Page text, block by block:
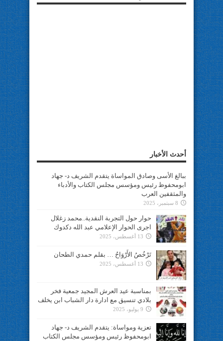
أحدث الأخبار
ببالغ الأسى وصادق المواساة يتقدم الشريف د- جهاد
ابومحفوظ رئيس ومؤسس مجلس الكتاب والأدباء
والمثقفين العرب
8 سبتمبر، 2025
حوار حول التجربة النقدية..محمد زغلال
اجرى الحوار الإعلامي عبد الله دكدوك
13 أغسطس، 2025
تَرْخُصُ الأَرْوَاحُ … بقلم حمدي الطحان
13 أغسطس، 2025
بمناسبة عيد العرش المجيد جمعية فخر
بلادي تنسيق مع ادارة دار الشباب ابن يخلف
9 يوليو، 2025
تعزية ومواساة: يتقدم الشريف د- جهاد
ابومحفوظ رئيس ومؤسس مجلس الكتاب